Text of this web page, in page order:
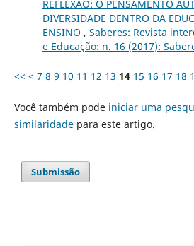
REFLEXÃO: O PENSAMENTO
DIVERSIDADE DENTRO DA
ENSINO , Saberes: Revista
e Educação: n. 16 (2017):
<< < 7 8 9 10 11 12 13 14 15 16 17 18
Você também pode iniciar uma
similaridadepara este artigo.
Submissão